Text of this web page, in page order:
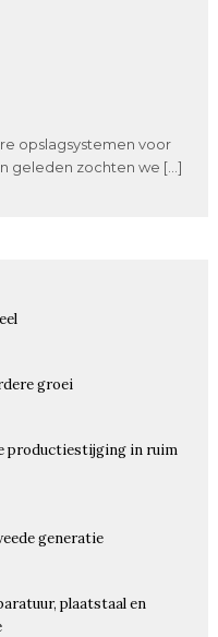
opslagsystemen voor
geleden zochten we […]
groei
productiestijging in ruim
generatie
plaatstaal en